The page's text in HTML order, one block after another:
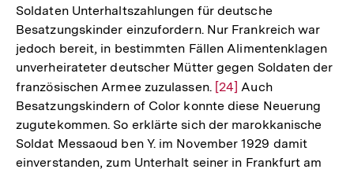
Soldaten Unterhaltszahlungen für deutsche
Besatzungskinder einzufordern. Nur Frankreich war
jedoch bereit, in bestimmten Fällen Alimentenklagen
unverheirateter deutscher Mütter gegen Soldaten der
französischen Armee zuzulassen. Zur
Auflösung
der
Fußnote
[24] Auch
Besatzungskindern of Color konnte diese Neuerung
zugutekommen. So erklärte sich der marokkanische
Soldat Messaoud ben Y. im November 1929 damit
einverstanden, zum Unterhalt seiner in Frankfurt am